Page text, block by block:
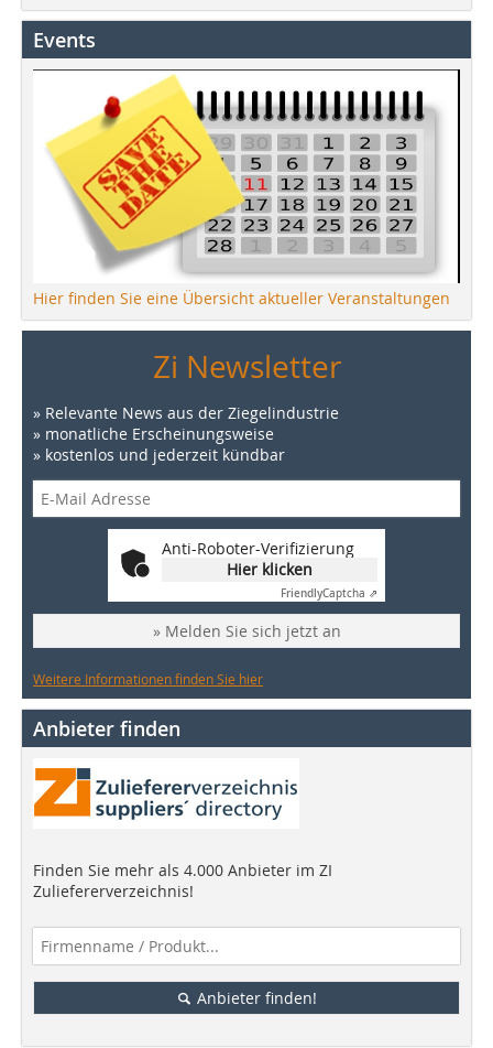
Events
Hier finden Sie eine Übersicht aktueller Veranstaltungen
Zi Newsletter
» Relevante News aus der Ziegelindustrie
» monatliche Erscheinungsweise
» kostenlos und jederzeit kündbar
Anti-Roboter-Verifizierung
Hier klicken
FriendlyCaptcha ⇗
» Melden Sie sich jetzt an
Weitere Informationen finden Sie hier
Anbieter finden
Finden Sie mehr als 4.000 Anbieter im ZI
Zuliefererverzeichnis!
Anbieter finden!